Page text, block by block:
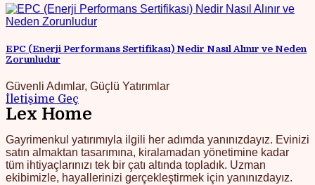
EPC (Enerji Performans Sertifikası) Nedir Nasıl Alınır ve Neden
Zorunludur
Güvenli Adımlar, Güçlü Yatırımlar
İletişime Geç
Lex Home
Gayrimenkul yatırımıyla ilgili her adımda yanınızdayız. Evinizi
satın almaktan tasarımına, kiralamadan yönetimine kadar
tüm ihtiyaçlarınızı tek bir çatı altında topladık. Uzman
ekibimizle, hayallerinizi gerçekleştirmek için yanınızdayız.